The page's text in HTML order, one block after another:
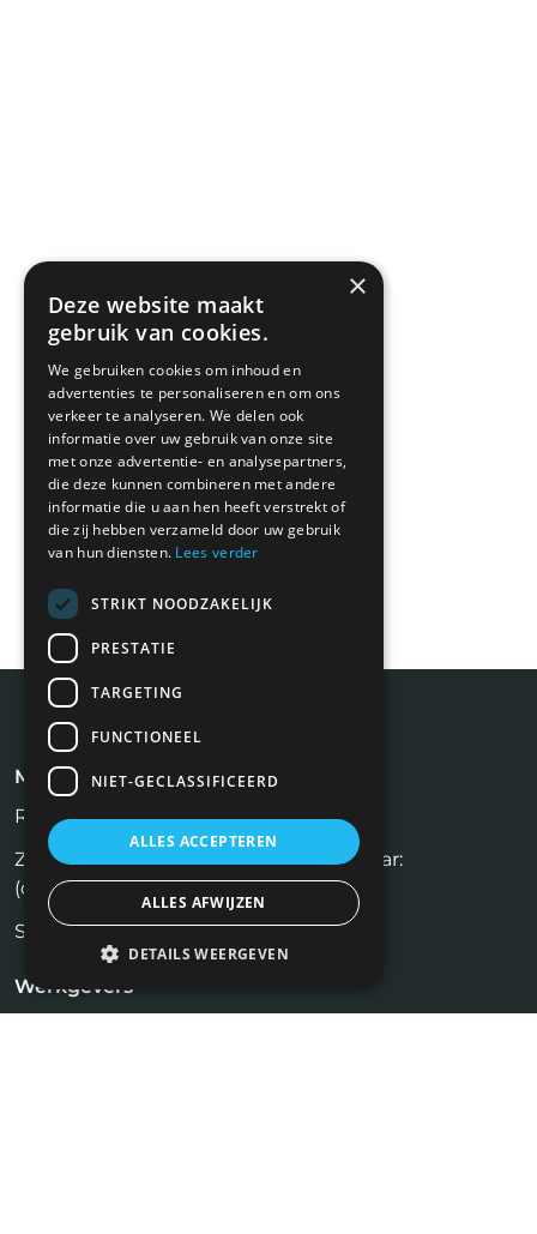
Meest recente blogs
Rijksvastgoedbedrijf (RVB)
Zelf een huis verkopen zonder makelaar:
(on)realistisch?
Social media recruitment.
Werkgevers
×
Deze website maakt
gebruik van cookies.
We gebruiken cookies om inhoud en
advertenties te personaliseren en om ons
verkeer te analyseren. We delen ook
informatie over uw gebruik van onze site
met onze advertentie- en analysepartners,
die deze kunnen combineren met andere
informatie die u aan hen heeft verstrekt of
die zij hebben verzameld door uw gebruik
van hun diensten. Lees verder
STRIKT NOODZAKELIJK
PRESTATIE
TARGETING
FUNCTIONEEL
NIET-GECLASSIFICEERD
ALLES ACCEPTEREN
ALLES AFWIJZEN
DETAILS WEERGEVEN